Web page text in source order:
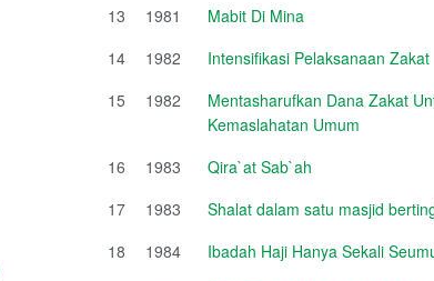
13
1981
Mabit Di Mina
14
1982
Intensifikasi Pelaksanaan Zakat
15
1982
Mentasharufkan Dana Zakat
Kemaslahatan Umum
16
1983
Qira`at Sab`ah
17
1983
Shalat dalam satu masjid
18
1984
Ibadah Haji Hanya Sekali